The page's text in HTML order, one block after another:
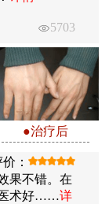
5703
●治疗后
价：
果不错。在
医术好……详